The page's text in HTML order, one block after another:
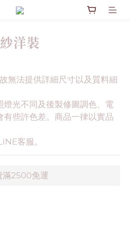
洋裝
無法提供詳細尺寸以及質料細
燈光不同及後製修圖調色、電
有些許色差。商品一律以實品
客服。
滿2500免運